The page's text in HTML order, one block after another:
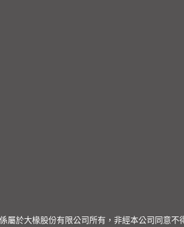
屬於大椽股份有限公司所有，非經本公司同意